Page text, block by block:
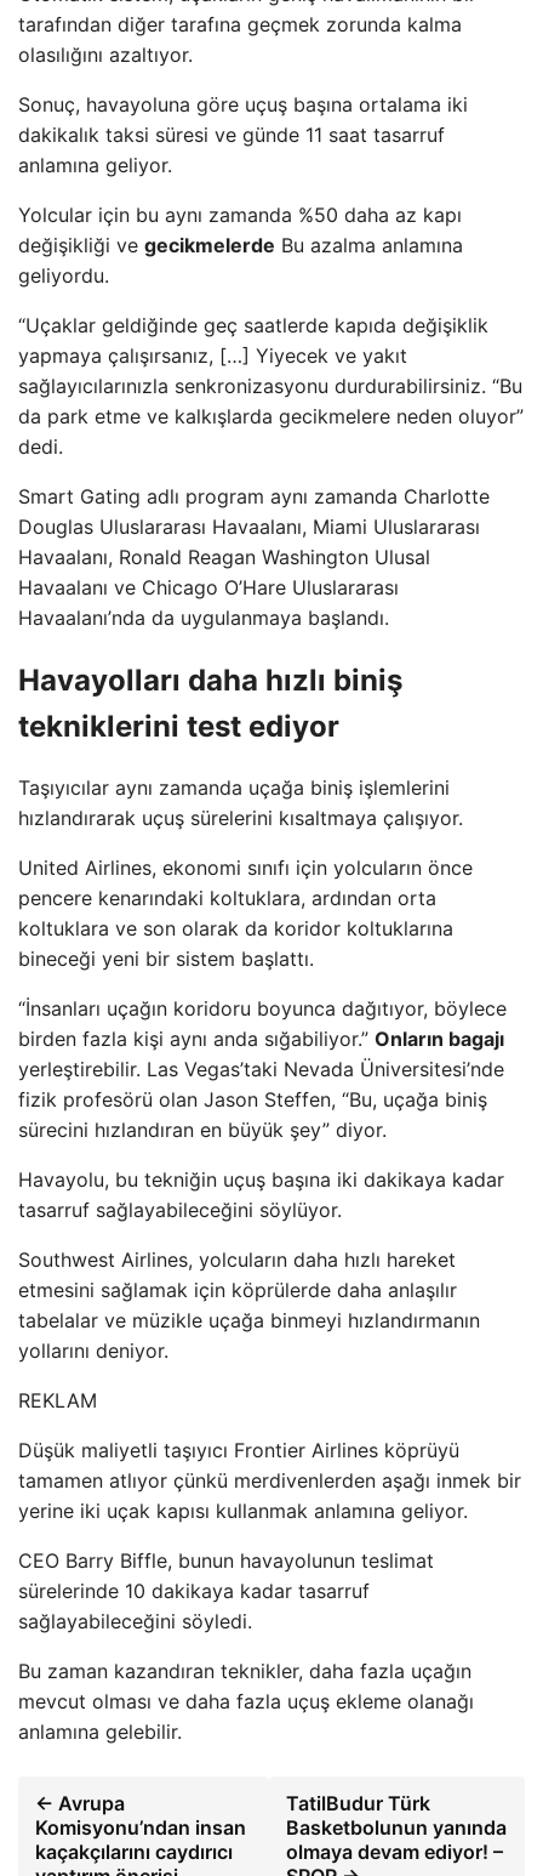
tarafından diğer tarafına geçmek zorunda kalma
olasılığını azaltıyor.
Sonuç, havayoluna göre uçuş başına ortalama iki
dakikalık taksi süresi ve günde 11 saat tasarruf
anlamına geliyor.
Yolcular için bu aynı zamanda %50 daha az kapı
değişikliği ve gecikmelerde Bu azalma anlamına
geliyordu.
“Uçaklar geldiğinde geç saatlerde kapıda değişiklik
yapmaya çalışırsanız, […] Yiyecek ve yakıt
sağlayıcılarınızla senkronizasyonu durdurabilirsiniz. “Bu
da park etme ve kalkışlarda gecikmelere neden oluyor”
dedi.
Smart Gating adlı program aynı zamanda Charlotte
Douglas Uluslararası Havaalanı, Miami Uluslararası
Havaalanı, Ronald Reagan Washington Ulusal
Havaalanı ve Chicago O’Hare Uluslararası
Havaalanı’nda da uygulanmaya başlandı.
Havayolları daha hızlı biniş
tekniklerini test ediyor
Taşıyıcılar aynı zamanda uçağa biniş işlemlerini
hızlandırarak uçuş sürelerini kısaltmaya çalışıyor.
United Airlines, ekonomi sınıfı için yolcuların önce
pencere kenarındaki koltuklara, ardından orta
koltuklara ve son olarak da koridor koltuklarına
bineceği yeni bir sistem başlattı.
“İnsanları uçağın koridoru boyunca dağıtıyor, böylece
birden fazla kişi aynı anda sığabiliyor.” Onların bagajı
yerleştirebilir. Las Vegas’taki Nevada Üniversitesi’nde
fizik profesörü olan Jason Steffen, “Bu, uçağa biniş
sürecini hızlandıran en büyük şey” diyor.
Havayolu, bu tekniğin uçuş başına iki dakikaya kadar
tasarruf sağlayabileceğini söylüyor.
Southwest Airlines, yolcuların daha hızlı hareket
etmesini sağlamak için köprülerde daha anlaşılır
tabelalar ve müzikle uçağa binmeyi hızlandırmanın
yollarını deniyor.
REKLAM
Düşük maliyetli taşıyıcı Frontier Airlines köprüyü
tamamen atlıyor çünkü merdivenlerden aşağı inmek bir
yerine iki uçak kapısı kullanmak anlamına geliyor.
CEO Barry Biffle, bunun havayolunun teslimat
sürelerinde 10 dakikaya kadar tasarruf
sağlayabileceğini söyledi.
Bu zaman kazandıran teknikler, daha fazla uçağın
mevcut olması ve daha fazla uçuş ekleme olanağı
anlamına gelebilir.
← Avrupa
Komisyonu’ndan insan
kaçakçılarını caydırıcı
TatilBudur Türk
Basketbolunun yanında
olmaya devam ediyor! –